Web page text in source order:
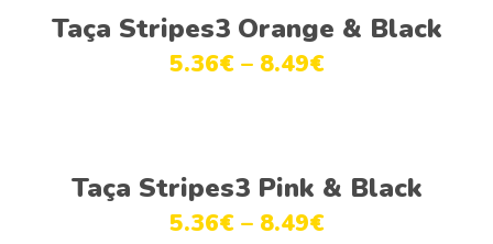
Ver opções
Taça Stripes3 Orange & Black
5.36€ – 8.49€
Ver opções
Taça Stripes3 Pink & Black
5.36€ – 8.49€